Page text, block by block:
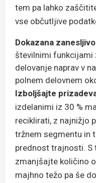
tem pa lahko
vse občutljive
Dokazana
številnimi funkcijami
delovanje naprav v
polnem delovnem
Izboljšajte
izdelanimi iz 30 %
reciklirati, z najnižjo
tržnem segmentu in
prednost trajnosti. S
zmanjšajte količino
majhno težo pa še